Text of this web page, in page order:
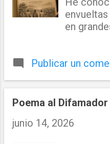
en
propia
sinceros,
riqueza
Publicar un
Poema al Difamador
junio 14, 2026